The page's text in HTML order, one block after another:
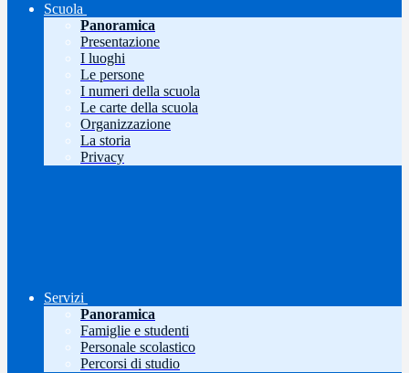
Scuola
Panoramica
Presentazione
I luoghi
Le persone
I numeri della scuola
Le carte della scuola
Organizzazione
La storia
Privacy
Servizi
Panoramica
Famiglie e studenti
Personale scolastico
Percorsi di studio